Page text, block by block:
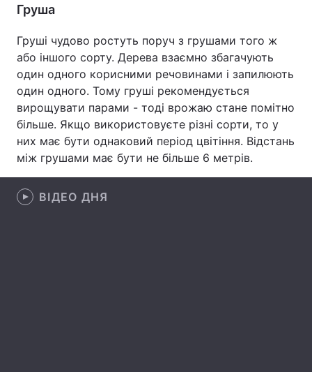
Відео з Youtube
Інтерв'ю Думки
Архів Вакансії
Контакти
Послуги
Груша
Груші чудово ростуть поруч з грушами того ж
або іншого сорту. Дерева взаємно збагачують
один одного корисними речовинами і запилюють
один одного. Тому груші рекомендується
вирощувати парами - тоді врожаю стане помітно
більше. Якщо використовуєте різні сорти, то у
них має бути однаковий період цвітіння. Відстань
між грушами має бути не більше 6 метрів.
ВІДЕО ДНЯ